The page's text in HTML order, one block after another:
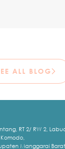
ALL BLOG
RT 2/ RW 2,
Manggarai